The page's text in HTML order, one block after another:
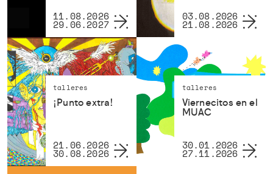
11.08.2026
29.06.2027
03.08.2026
21.08.2026
talleres
¡Punto extra!
21.06.2026
30.08.2026
talleres
Viernecitos en el
MUAC
30.01.2026
27.11.2026